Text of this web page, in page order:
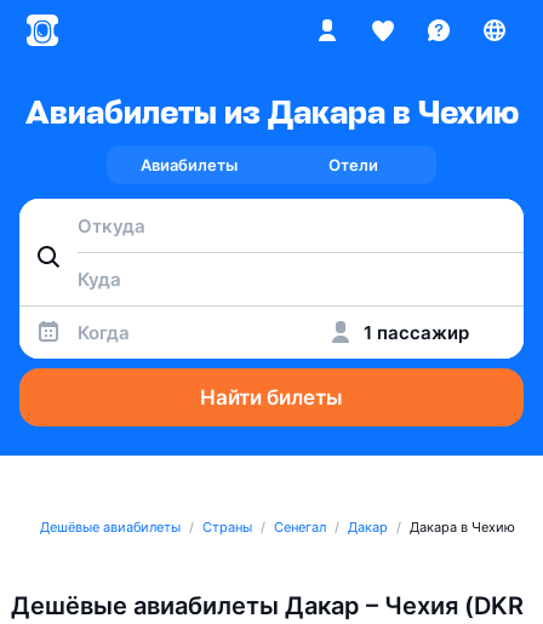
Авиабилеты из Дакара в Чехию
Авиабилеты Отели
Когда 1 пассажир
Найти билеты
Дешёвые авиабилеты Страны Сенегал Дакар Дакара в Чехию
Дешёвые авиабилеты Дакар – Чехия (DKR